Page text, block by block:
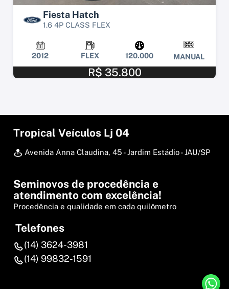
Fiesta Hatch
1.6 4P CLASS FLEX
2012 FLEX 120.000 MANUAL
R$ 35.800
Tropical Veículos Lj 04
Avenida Anna Claudina, 45 - Jardim Estádio - JAU/SP
Seminovos de procedência e
atendimento com excelência!
Procedência e qualidade em cada quilômetro
Telefones
(14) 3624-3981
(14) 99832-1591